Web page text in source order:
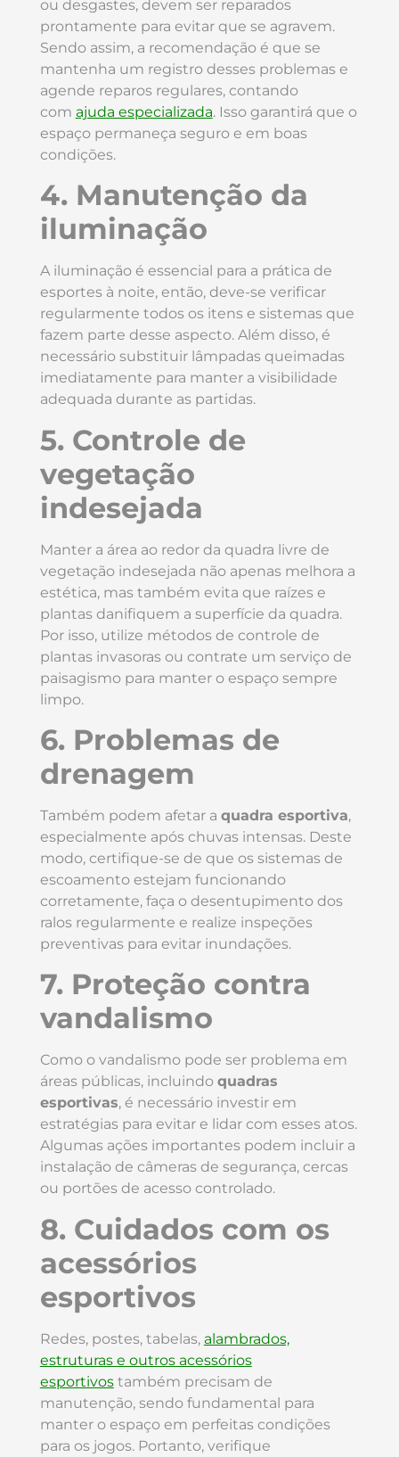
ou desgastes, devem ser reparados
prontamente para evitar que se agravem.
Sendo assim, a recomendação é que se
mantenha um registro desses problemas e
agende reparos regulares, contando
com ajuda especializada. Isso garantirá que o
espaço permaneça seguro e em boas
condições.
4. Manutenção da
iluminação
A iluminação é essencial para a prática de
esportes à noite, então, deve-se verificar
regularmente todos os itens e sistemas que
fazem parte desse aspecto. Além disso, é
necessário substituir lâmpadas queimadas
imediatamente para manter a visibilidade
adequada durante as partidas.
5. Controle de
vegetação
indesejada
Manter a área ao redor da quadra livre de
vegetação indesejada não apenas melhora a
estética, mas também evita que raízes e
plantas danifiquem a superfície da quadra.
Por isso, utilize métodos de controle de
plantas invasoras ou contrate um serviço de
paisagismo para manter o espaço sempre
limpo.
6. Problemas de
drenagem
Também podem afetar a quadra esportiva,
especialmente após chuvas intensas. Deste
modo, certifique-se de que os sistemas de
escoamento estejam funcionando
corretamente, faça o desentupimento dos
ralos regularmente e realize inspeções
preventivas para evitar inundações.
7. Proteção contra
vandalismo
Como o vandalismo pode ser problema em
áreas públicas, incluindo quadras
esportivas, é necessário investir em
estratégias para evitar e lidar com esses atos.
Algumas ações importantes podem incluir a
instalação de câmeras de segurança, cercas
ou portões de acesso controlado.
8. Cuidados com os
acessórios
esportivos
Redes, postes, tabelas, alambrados,
estruturas e outros acessórios
esportivostambém precisam de
manutenção, sendo fundamental para
manter o espaço em perfeitas condições
para os jogos. Portanto, verifique